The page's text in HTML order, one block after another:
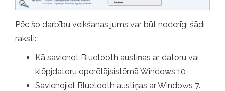
Pēc šo darbību veikšanas jums var būt noderīgi šādi
raksti:
Kā savienot Bluetooth austiņas ar datoru vai
klēpjdatoru operētājsistēmā Windows 10
Savienojiet Bluetooth austiņas ar Windows 7.